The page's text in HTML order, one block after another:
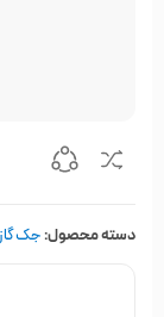
دسته محصول:جک